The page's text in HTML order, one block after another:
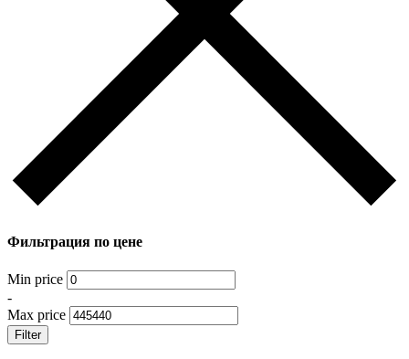
Фильтрация по цене
Min price
-
Max price
Filter